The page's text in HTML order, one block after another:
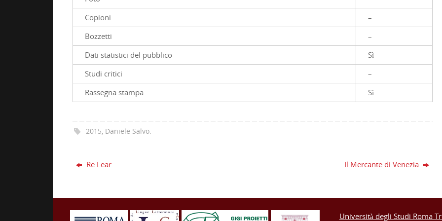
Copioni
–
Bozzetti
–
Dati statistici del pubblico
Sì
Studi critici
–
Rassegna stampa
Sì
2015, Daniele Salvo.
Re Lear Il Mercante di Venezia
Università degli Studi Roma